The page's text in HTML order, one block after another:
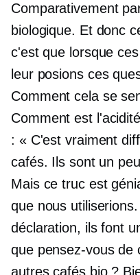
Comparativement
biologique. Et donc
c'est que lorsque
leur posions ces
Comment cela se
Comment est
: « C'est vraiment
cafés. Ils sont un
Mais ce truc est
que nous
déclaration, ils font
que pensez-vous de
autres cafés bio ?